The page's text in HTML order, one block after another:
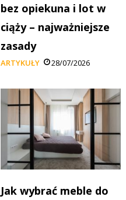
bez opiekuna i lot w
ciąży – najważniejsze
zasady
ARTYKUŁY 28/07/2026
Jak wybrać meble do